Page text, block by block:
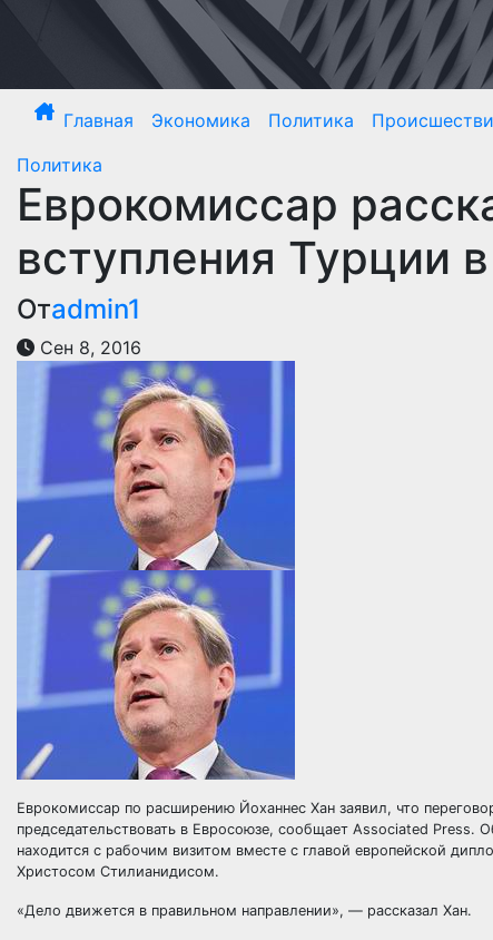
Главная Экономика Политика
Политика
Еврокомиссар
вступления Турции
Отadmin1
Сен 8, 2016
Еврокомиссар по расширению Йоханнес Хан заявил, что
председательствовать в Евросоюзе, сообщает Associated Press.
находится с рабочим визитом вместе с главой европейской
Христосом Стилианидисом.
«Дело движется в правильном направлении», — рассказал Хан.